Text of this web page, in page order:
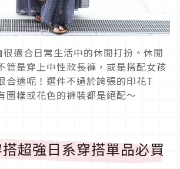
適合日常生活中的休閒打扮。休閒
管是穿上中性款長褲，或是搭配女孩
合適呢！選件不過於誇張的印花T
圖樣或花色的褲裝都是絕配〜
超強日系穿搭單品必買